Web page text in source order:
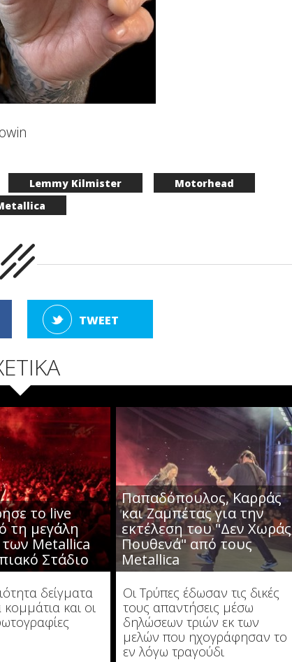
Lemmy Kilmister
Motorhead
TWEET
το live
τη μεγάλη
Metallica
Στάδιο
δείγματα
και οι
Παπαδόπουλος, Καρράς
και Ζαμπέτας για την
εκτέλεση του "Δεν Χωράς
Πουθενά" από τους
Metallica
Οι Τρύπες έδωσαν τις δικές
τους απαντήσεις μέσω
δηλώσεων τριών εκ των
μελών που ηχογράφησαν το
εν λόγω τραγούδι